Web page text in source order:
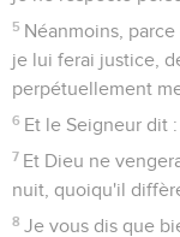
5 Néanmoins,
je lui ferai justice,
perpétuellement
6 Et le Seigneur dit
7 Et Dieu ne
nuit, quoiqu'il
8 Je vous dis que